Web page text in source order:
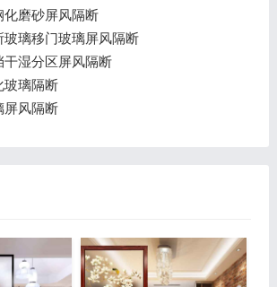
磨砂屏风隔断
璃移门玻璃屏风隔断
湿分区屏风隔断
玻璃隔断
屏风隔断